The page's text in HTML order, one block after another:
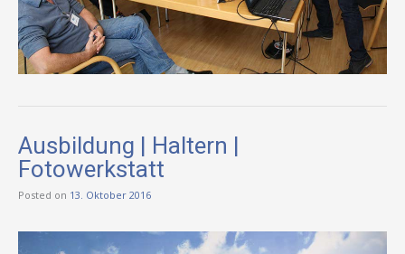
Ausbildung | Haltern |
Fotowerkstatt
Posted on 13. Oktober 2016